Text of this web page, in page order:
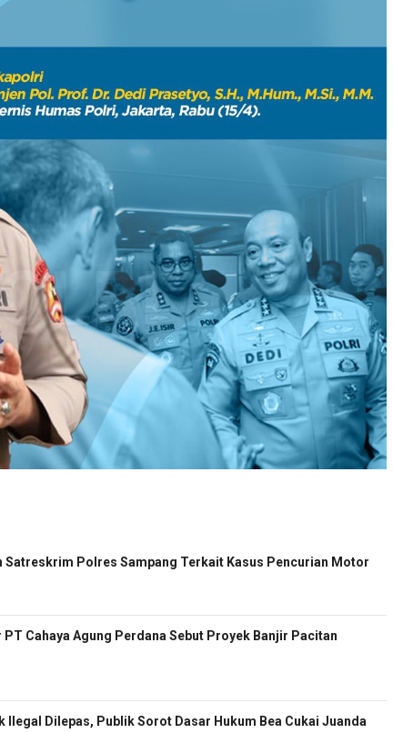
Satreskrim Polres Sampang Terkait Kasus Pencurian Motor
Cahaya Agung Perdana Sebut Proyek Banjir Pacitan
Dilepas, Publik Sorot Dasar Hukum Bea Cukai Juanda